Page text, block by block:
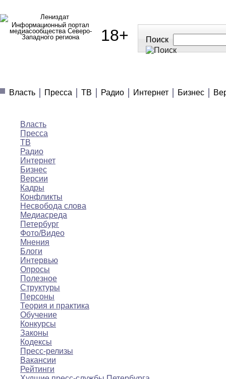
Информационный портал
медиасообщества Северо-
Западного региона
18+ Поиск
Власть
Пресса ТВ Радио Интернет Бизнес
Власть
Пресса
ТВ
Радио
Интернет
Бизнес
Версии
Кадры
Конфликты
Несвобода слова
Медиасреда
Петербург
Фото/Видео
Мнения
Блоги
Интервью
Опросы
Полезное
Структуры
Персоны
Теория и практика
Обучение
Конкурсы
Законы
Кодексы
Пресс-релизы
Вакансии
Рейтинги